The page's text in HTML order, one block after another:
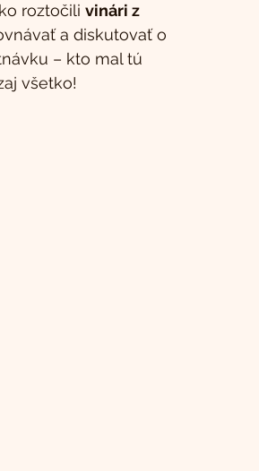
roztočili vinári z
a diskutovať o
– kto mal tú
všetko!